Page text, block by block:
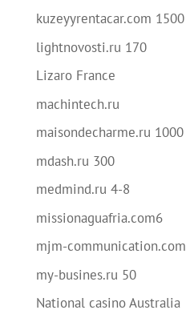
kuzeyyrentacar.com 1500
lightnovosti.ru 170
Lizaro France
machintech.ru
maisondecharme.ru 1000
mdash.ru 300
medmind.ru 4-8
missionaguafria.com6
mjm-communication.com
my-busines.ru 50
National casino Australia